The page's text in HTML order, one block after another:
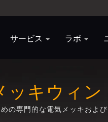
サービス ラボ
ッキウィン
の専門的な電気メッキおよ